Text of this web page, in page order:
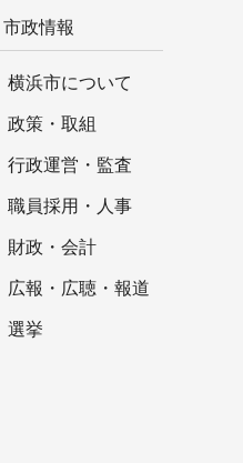
市政情報
横浜市について
政策・取組
行政運営・監査
職員採用・人事
財政・会計
広報・広聴・報道
選挙